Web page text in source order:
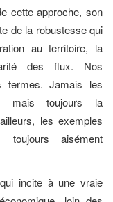
cette approche, son
de la robustesse qui
au territoire, la
des flux. Nos
termes. Jamais les
mais toujours la
les exemples
aisément
incite à une vraie